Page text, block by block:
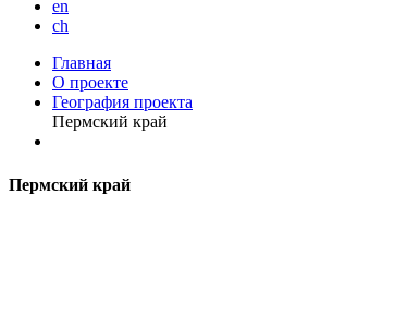
en
ch
Главная
О проекте
География проекта
Пермский край
Пермский край